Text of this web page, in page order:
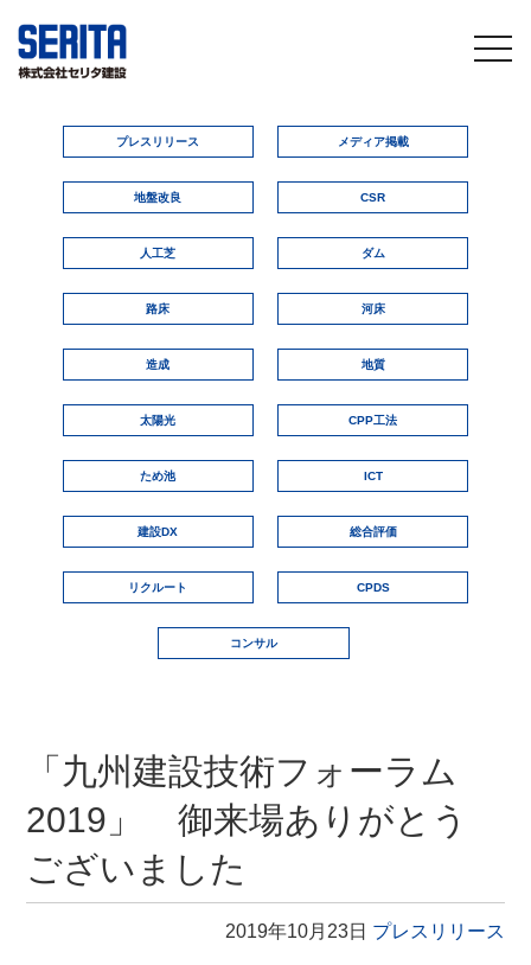
プレスリリース メディア掲載
地盤改良 CSR
人工芝 ダム
路床 河床
造成 地質
太陽光 CPP工法
ため池 ICT
建設DX 総合評価
リクルート CPDS
コンサル
「九州建設技術フォーラム
2019」 御来場ありがとう
ございました
2019年10月23日 プレスリリース